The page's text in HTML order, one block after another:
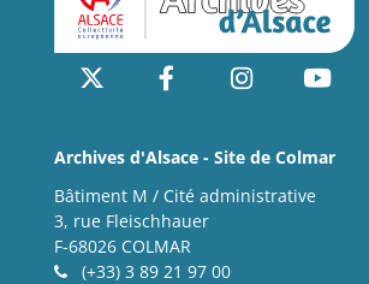
Archives d'Alsace - Site de Colmar
Bâtiment M / Cité administrative
3, rue Fleischhauer
F-68026 COLMAR
(+33) 3 89 21 97 00